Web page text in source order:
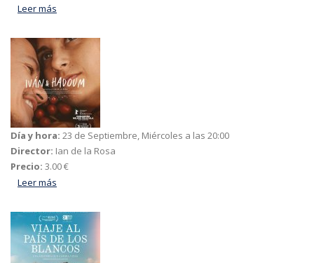
Leer más
Día y hora: 23 de Septiembre, Miércoles a las 20:00
Director: Ian de la Rosa
Precio: 3.00 €
Leer más